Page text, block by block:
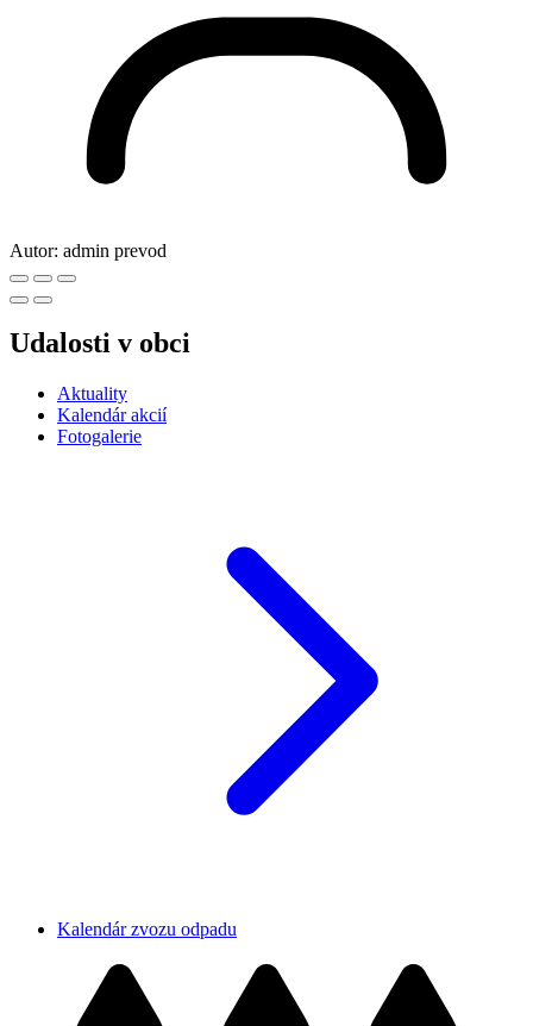
Autor: admin prevod
Udalosti v obci
Aktuality
Kalendár akcií
Fotogalerie
Kalendár zvozu odpadu